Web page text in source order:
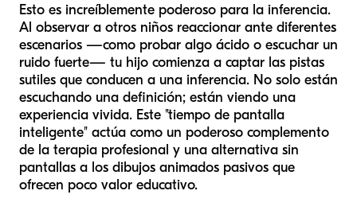
Esto es increíblemente poderoso para la inferencia.
Al observar a otros niños reaccionar ante diferentes
escenarios —como probar algo ácido o escuchar un
ruido fuerte— tu hijo comienza a captar las pistas
sutiles que conducen a una inferencia. No solo están
escuchando una definición; están viendo una
experiencia vivida. Este "tiempo de pantalla
inteligente" actúa como un poderoso complemento
de la terapia profesional y una alternativa sin
pantallas a los dibujos animados pasivos que
ofrecen poco valor educativo.